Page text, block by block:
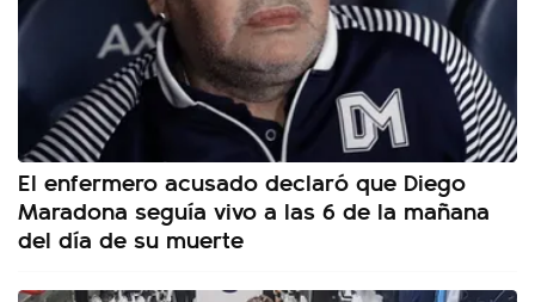
El enfermero acusado declaró que Diego
Maradona seguía vivo a las 6 de la mañana
del día de su muerte